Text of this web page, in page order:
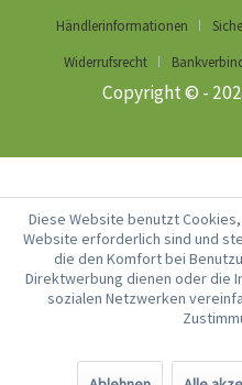
Händlerinformationen
Widerrufsrecht
Copyright © -
Diese Website benutzt
Website erforderlich sind und
die den Komfort bei
Direktwerbung dienen oder die
sozialen Netzwerken